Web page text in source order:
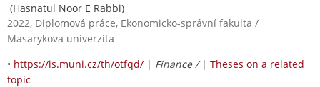
(Hasnatul Noor E Rabbi)
2022, Diplomová práce, Ekonomicko-správní fakulta /
Masarykova univerzita
• https://is.muni.cz/th/otfqd/ | Finance / | Theses on a related
topic